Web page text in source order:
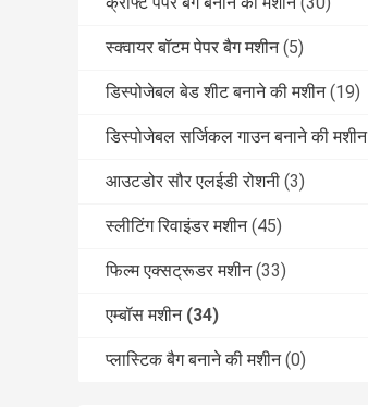
स्क्वायर बॉटम पेपर बैग मशीन (5)
डिस्पोजेबल बेड शीट बनाने की मशीन (19)
डिस्पोजेबल सर्जिकल गाउन बनाने की मशीन
आउटडोर सौर एलईडी रोशनी (3)
स्लीटिंग रिवाइंडर मशीन (45)
फिल्म एक्सट्रूडर मशीन (33)
एम्बॉस मशीन (34)
प्लास्टिक बैग बनाने की मशीन (0)